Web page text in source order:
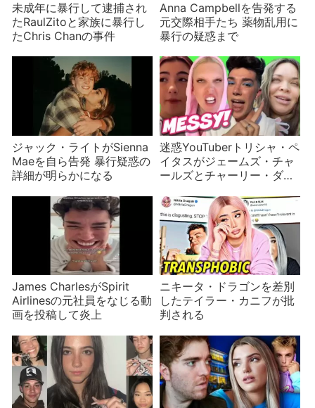
未成年に暴行して逮捕され
たRaulZitoと家族に暴行し
たChris Chanの事件
Anna Campbellを告発する
元交際相手たち 薬物乱用に
暴行の疑惑まで
ジャック・ライトがSienna
Maeを自ら告発 暴行疑惑の
詳細が明らかになる
迷惑YouTuberトリシャ・ペ
イタスがジェームズ・チャ
ールズとチャーリー・ダミ
James CharlesがSpirit
Airlinesの元社員をなじる動
画を投稿して炎上
ニキータ・ドラゴンを差別
したテイラー・カニフが批
判される